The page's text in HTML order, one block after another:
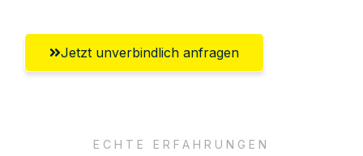
Jetzt unverbindlich anfragen
ECHTE ERFAHRUNGEN